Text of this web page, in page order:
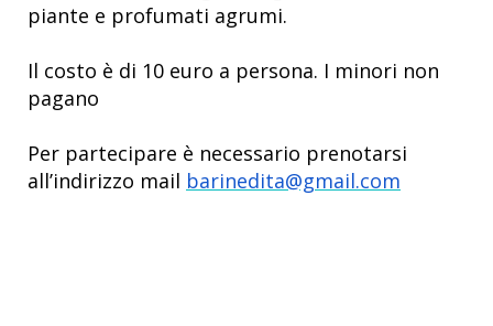
piante e profumati agrumi.
Il costo è di 10 euro a persona. I minori non
pagano
Per partecipare è necessario prenotarsi
all’indirizzo mail barinedita@gmail.com